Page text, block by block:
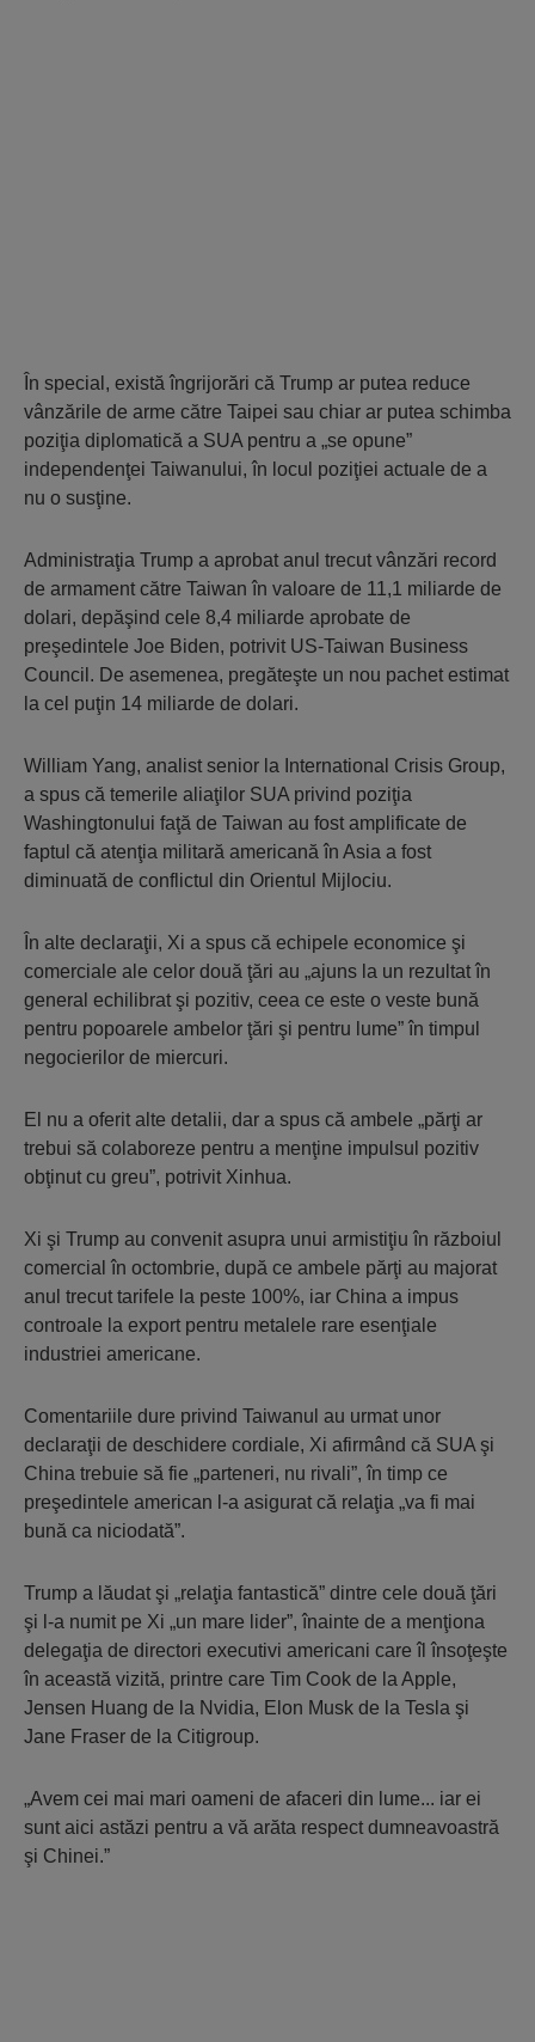
În special, există îngrijorări că Trump ar putea reduce
vânzările de arme către Taipei sau chiar ar putea schimba
poziţia diplomatică a SUA pentru a „se opune”
independenţei Taiwanului, în locul poziţiei actuale de a
nu o susţine.
Administraţia Trump a aprobat anul trecut vânzări record
de armament către Taiwan în valoare de 11,1 miliarde de
dolari, depăşind cele 8,4 miliarde aprobate de
preşedintele Joe Biden, potrivit US-Taiwan Business
Council. De asemenea, pregăteşte un nou pachet estimat
la cel puţin 14 miliarde de dolari.
William Yang, analist senior la International Crisis Group,
a spus că temerile aliaţilor SUA privind poziţia
Washingtonului faţă de Taiwan au fost amplificate de
faptul că atenţia militară americană în Asia a fost
diminuată de conflictul din Orientul Mijlociu.
În alte declaraţii, Xi a spus că echipele economice şi
comerciale ale celor două ţări au „ajuns la un rezultat în
general echilibrat şi pozitiv, ceea ce este o veste bună
pentru popoarele ambelor ţări şi pentru lume” în timpul
negocierilor de miercuri.
El nu a oferit alte detalii, dar a spus că ambele „părţi ar
trebui să colaboreze pentru a menţine impulsul pozitiv
obţinut cu greu”, potrivit Xinhua.
Xi şi Trump au convenit asupra unui armistiţiu în războiul
comercial în octombrie, după ce ambele părţi au majorat
anul trecut tarifele la peste 100%, iar China a impus
controale la export pentru metalele rare esenţiale
industriei americane.
Comentariile dure privind Taiwanul au urmat unor
declaraţii de deschidere cordiale, Xi afirmând că SUA şi
China trebuie să fie „parteneri, nu rivali”, în timp ce
preşedintele american l-a asigurat că relaţia „va fi mai
bună ca niciodată”.
Trump a lăudat şi „relaţia fantastică” dintre cele două ţări
şi l-a numit pe Xi „un mare lider”, înainte de a menţiona
delegaţia de directori executivi americani care îl însoţeşte
în această vizită, printre care Tim Cook de la Apple,
Jensen Huang de la Nvidia, Elon Musk de la Tesla şi
Jane Fraser de la Citigroup.
„Avem cei mai mari oameni de afaceri din lume... iar ei
sunt aici astăzi pentru a vă arăta respect dumneavoastră
şi Chinei.”